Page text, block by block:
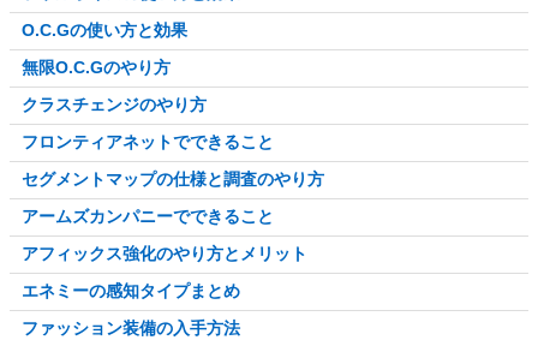
O.C.Gの使い方と効果
無限O.C.Gのやり方
クラスチェンジのやり方
フロンティアネットでできること
セグメントマップの仕様と調査のやり方
アームズカンパニーでできること
アフィックス強化のやり方とメリット
エネミーの感知タイプまとめ
ファッション装備の入手方法